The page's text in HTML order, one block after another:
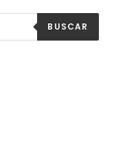
BUSCAR